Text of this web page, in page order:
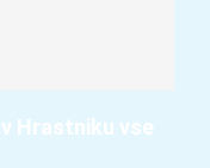
Hrastniku vse